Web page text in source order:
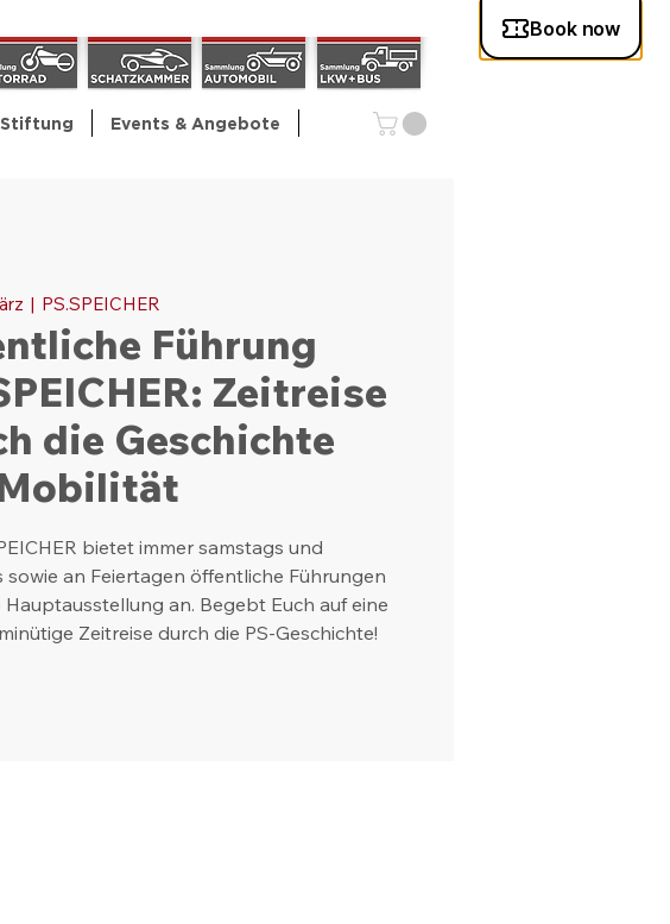
Stiftung Events & Angebote
  |
PS.SPEICHER
Führung
Zeitreise
die Geschichte
bietet immer samstags und
sowie an Feiertagen öffentliche Führungen
Hauptausstellung an. Begebt Euch auf eine
Zeitreise durch die PS-Geschichte!